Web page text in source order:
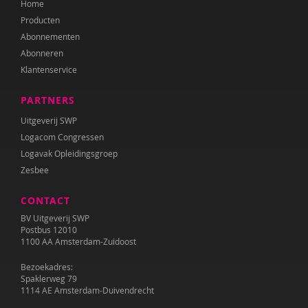
Mariëlle Cloin
Resi Damhuis
Annika de Haan
Kirsten Dijk
Leen Dom
Nanne van Doorn
Anne L. Douglass
Marieke Effting
Corina Elzenaar
Home
Producten
Abonnementen
Abonneren
Klantenservice
PARTNERS
Uitgeverij SWP
Logacom Congressen
Logavak Opleidingsgroep
Zesbee
CONTACT
BV Uitgeverij SWP
Postbus 12010
1100 AA Amsterdam-Zuidoost
Bezoekadres:
Spaklerweg 79
1114 AE Amsterdam-Duivendrecht